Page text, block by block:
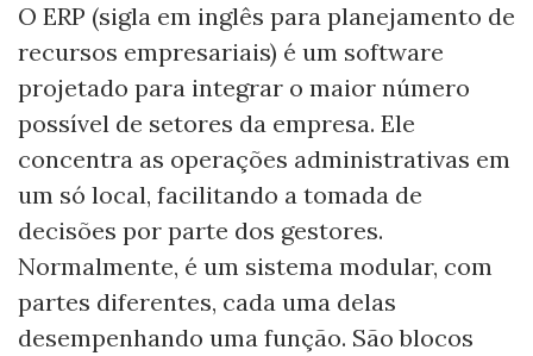
O ERP (sigla em inglês para planejamento de
recursos empresariais) é um software
projetado para integrar o maior número
possível de setores da empresa. Ele
concentra as operações administrativas em
um só local, facilitando a tomada de
decisões por parte dos gestores.
Normalmente, é um sistema modular, com
partes diferentes, cada uma delas
desempenhando uma função. São blocos